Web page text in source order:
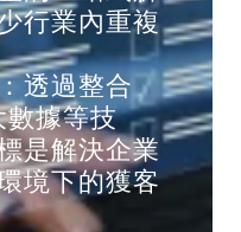
行業內重複
透過整合
據等技
是解決企業
境下的獲客